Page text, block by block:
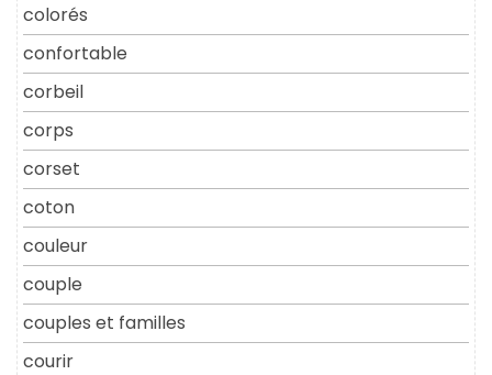
colorés
confortable
corbeil
corps
corset
coton
couleur
couple
couples et familles
courir